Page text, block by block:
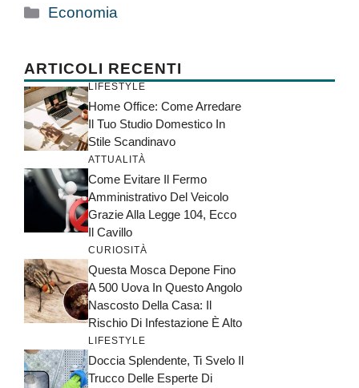
Categorie
Economia
ARTICOLI RECENTI
LIFESTYLE
Home Office: Come Arredare
Il Tuo Studio Domestico In
Stile Scandinavo
ATTUALITÀ
Come Evitare Il Fermo
Amministrativo Del Veicolo
Grazie Alla Legge 104, Ecco
Il Cavillo
CURIOSITÀ
Questa Mosca Depone Fino
A 500 Uova In Questo Angolo
Nascosto Della Casa: Il
Rischio Di Infestazione È Alto
LIFESTYLE
Doccia Splendente, Ti Svelo Il
Trucco Delle Esperte Di